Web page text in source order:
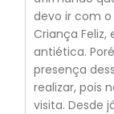
devo ir com
Criança Feliz,
antiética.
presença
realizar, pois
visita. Desde